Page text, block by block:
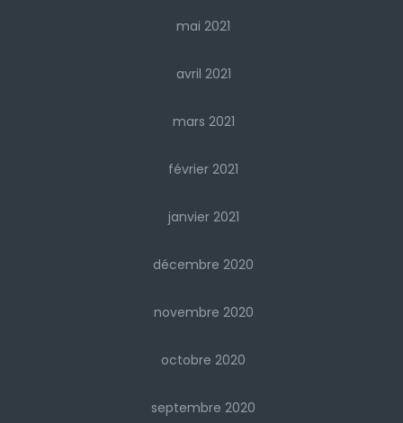
mai 2021
avril 2021
mars 2021
février 2021
janvier 2021
décembre 2020
novembre 2020
octobre 2020
septembre 2020